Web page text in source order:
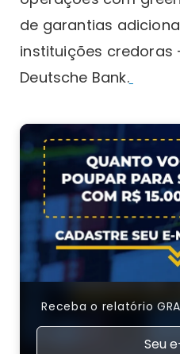
de garantias
instituições credoras
Deutsche Bank.
Receba o relatório